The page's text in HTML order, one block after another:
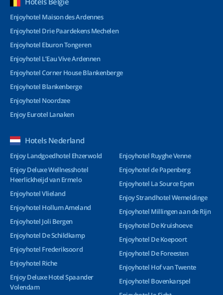
Enjoyhotel Maison des Ardennes
Enjoyhotel Drie Paardekens Mechelen
Enjoyhotel Eburon Tongeren
Enjoyhotel L’Eau Vive Ardennen
Enjoyhotel Corner House Blankenberge
Enjoyhotel Blankenberge
Enjoyhotel Noordzee
Enjoy Eurotel Lanaken
Hotels Nederland
Enjoy Landgoedhotel Ehzerwold
Enjoy Deluxe Wellnesshotel
Heerlickheijd van Ermelo
Enjoyhotel Vlieland
Enjoyhotel Hollum Ameland
Enjoyhotel Joli Bergen
Enjoyhotel De Schildkamp
Enjoyhotel Frederiksoord
Enjoyhotel Riche
Enjoy Deluxe Hotel Spaander
Volendam
Enjoyhotel Ruyghe Venne
Enjoyhotel de Papenberg
Enjoyhotel La Source Epen
Enjoy Strandhotel Wemeldinge
Enjoyhotel Millingen aan de Rijn
Enjoyhotel De Kruishoeve
Enjoyhotel De Koepoort
Enjoyhotel De Foreesten
Enjoyhotel Hof van Twente
Enjoyhotel Bovenkarspel